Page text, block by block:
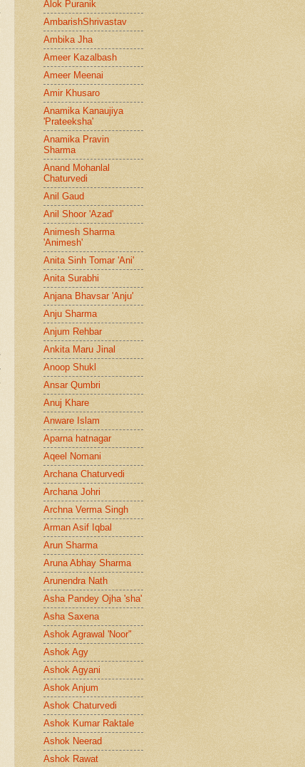
Alok Puranik
AmbarishShrivastav
Ambika Jha
Ameer Kazalbash
Ameer Meenai
Amir Khusaro
Anamika Kanaujiya
'Prateeksha'
Anamika Pravin
Sharma
Anand Mohanlal
Chaturvedi
Anil Gaud
Anil Shoor 'Azad'
Animesh Sharma
'Animesh'
Anita Sinh Tomar 'Ani'
Anita Surabhi
Anjana Bhavsar 'Anju'
Anju Sharma
Anjum Rehbar
Ankita Maru Jinal
Anoop Shukl
Ansar Qumbri
Anuj Khare
Anware Islam
Aparna hatnagar
Aqeel Nomani
Archana Chaturvedi
Archana Johri
Archna Verma Singh
Arman Asif Iqbal
Arun Sharma
Aruna Abhay Sharma
Arunendra Nath
Asha Pandey Ojha 'sha'
Asha Saxena
Ashok Agrawal 'Noor"
Ashok Agy
Ashok Agyani
Ashok Anjum
Ashok Chaturvedi
Ashok Kumar Raktale
Ashok Neerad
Ashok Rawat